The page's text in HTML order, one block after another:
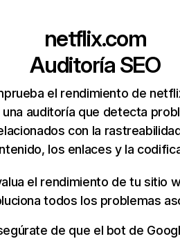
netflix.com
Auditoría SEO
el rendimiento de
una auditoría que detecta
con la
los enlaces y la
el rendimiento de tu sitio
todos los problemas
de que el bot de